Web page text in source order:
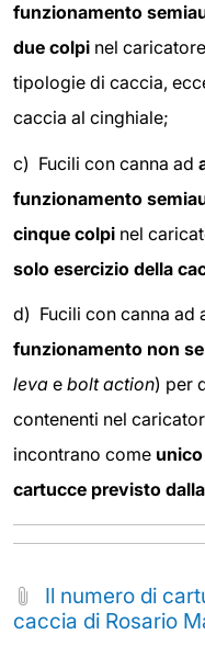
funzionamento
due colpi nel
tipologie di caccia,
caccia al cinghiale;
c) Fucili con canna ad
funzionamento
cinque colpi nel
solo esercizio della
d) Fucili con canna ad
funzionamento non
leva e bolt action) per
contenenti nel
incontrano come
cartucce previsto
Il numero di
caccia di Rosario